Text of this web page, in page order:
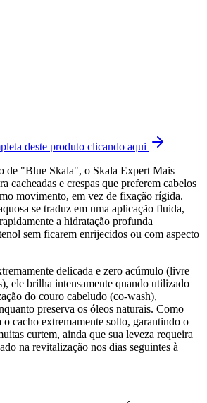
deste produto clicando aqui
de "Blue Skala", o Skala Expert Mais
cacheadas e crespas que preferem cabelos
movimento, em vez de fixação rígida.
se traduz em uma aplicação fluida,
a hidratação profunda
sem ficarem enrijecidos ou com aspecto
delicada e zero acúmulo (livre
ele brilha intensamente quando utilizado
do couro cabeludo (co-wash),
preserva os óleos naturais. Como
o cacho extremamente solto, garantindo o
curtem, ainda que sua leveza requeira
na revitalização nos dias seguintes à